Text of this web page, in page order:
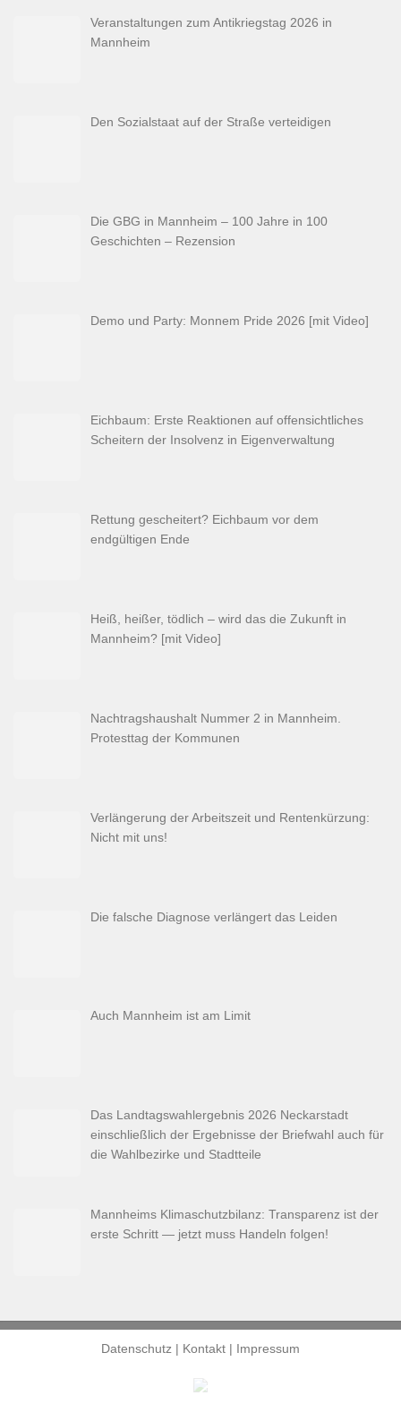
Veranstaltungen zum Antikriegstag 2026 in
Mannheim
Den Sozialstaat auf der Straße verteidigen
Die GBG in Mannheim – 100 Jahre in 100
Geschichten – Rezension
Demo und Party: Monnem Pride 2026 [mit Video]
Eichbaum: Erste Reaktionen auf offensichtliches
Scheitern der Insolvenz in Eigenverwaltung
Rettung gescheitert? Eichbaum vor dem
endgültigen Ende
Heiß, heißer, tödlich – wird das die Zukunft in
Mannheim? [mit Video]
Nachtragshaushalt Nummer 2 in Mannheim.
Protesttag der Kommunen
Verlängerung der Arbeitszeit und Rentenkürzung:
Nicht mit uns!
Die falsche Diagnose verlängert das Leiden
Auch Mannheim ist am Limit
Das Landtagswahlergebnis 2026 Neckarstadt
einschließlich der Ergebnisse der Briefwahl auch für
die Wahlbezirke und Stadtteile
Mannheims Klimaschutzbilanz: Transparenz ist der
erste Schritt — jetzt muss Handeln folgen!
Datenschutz | Kontakt | Impressum